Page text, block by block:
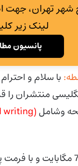
تهران، جهت
لینک زیر
پانسیون
با سلام و
منتشران را
(Speaking and writing)(Your conversation)